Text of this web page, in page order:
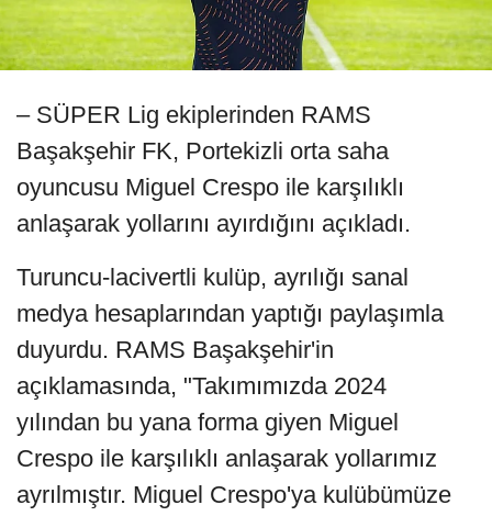
– SÜPER Lig ekiplerinden RAMS
Başakşehir FK, Portekizli orta saha
oyuncusu Miguel Crespo ile karşılıklı
anlaşarak yollarını ayırdığını açıkladı.
Turuncu-lacivertli kulüp, ayrılığı sanal
medya hesaplarından yaptığı paylaşımla
duyurdu. RAMS Başakşehir'in
açıklamasında, "Takımımızda 2024
yılından bu yana forma giyen Miguel
Crespo ile karşılıklı anlaşarak yollarımız
ayrılmıştır. Miguel Crespo'ya kulübümüze